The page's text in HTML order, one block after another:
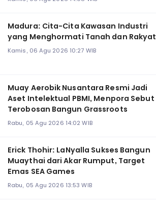
Madura: Cita-Cita Kawasan Industri
yang Menghormati Tanah dan Rakyat
Kamis, 06 Agu 2026 10:27 WIB
Muay Aerobik Nusantara Resmi Jadi
Aset Intelektual PBMI, Menpora Sebut
Terobosan Bangun Grassroots
Rabu, 05 Agu 2026 14:02 WIB
Erick Thohir: LaNyalla Sukses Bangun
Muaythai dari Akar Rumput, Target
Emas SEA Games
Rabu, 05 Agu 2026 13:53 WIB